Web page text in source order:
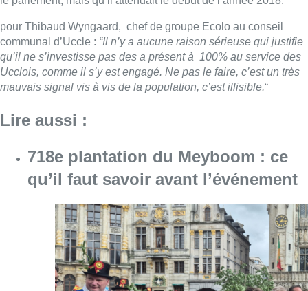
pour Thibaud Wyngaard, chef de groupe Ecolo au conseil
communal d’Uccle : “Il n’y a aucune raison sérieuse qui justifie
qu’il ne s’investisse pas des a présent à 100% au service des
Ucclois, comme il s’y est engagé. Ne pas le faire, c’est un très
mauvais signal vis à vis de la population, c’est illisible.“
Lire aussi :
718e plantation du Meyboom : ce
qu’il faut savoir avant l’événement